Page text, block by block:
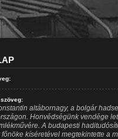
altábornagy, a bolgár
Honvédségünk vendége
A budapesti
főnöke kíséretével megtekintette a